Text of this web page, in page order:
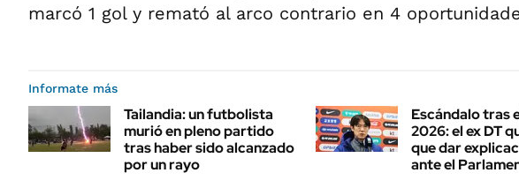
marcó 1 gol y remató al arco contrario en 4
Informate más
Tailandia: un futbolista
murió en pleno partido
tras haber sido alcanzado
por un rayo
Escándalo tras
2026: el ex DT
que dar
ante el